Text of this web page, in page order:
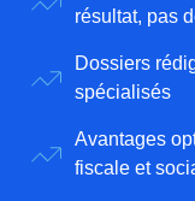
résultat, pas
Dossiers
spécialisés
Avantages
fiscale et